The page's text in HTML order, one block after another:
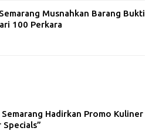
Musnahkan Barang Bukti
100 Perkara
Hadirkan Promo Kuliner